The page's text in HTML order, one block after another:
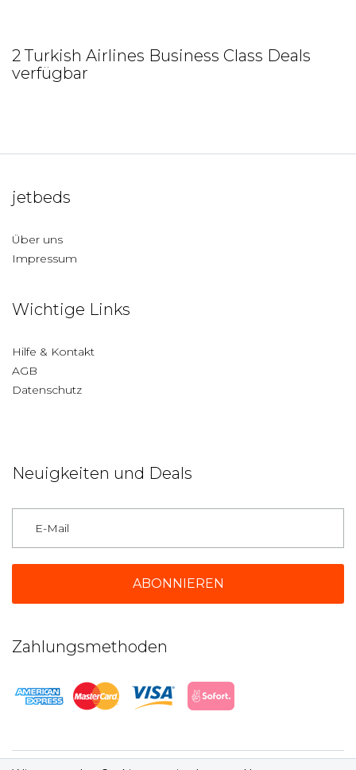
2 Turkish Airlines Business Class Deals
verfügbar
jetbeds
Über uns
Impressum
Wichtige Links
Hilfe & Kontakt
AGB
Datenschutz
Neuigkeiten und Deals
Zahlungsmethoden